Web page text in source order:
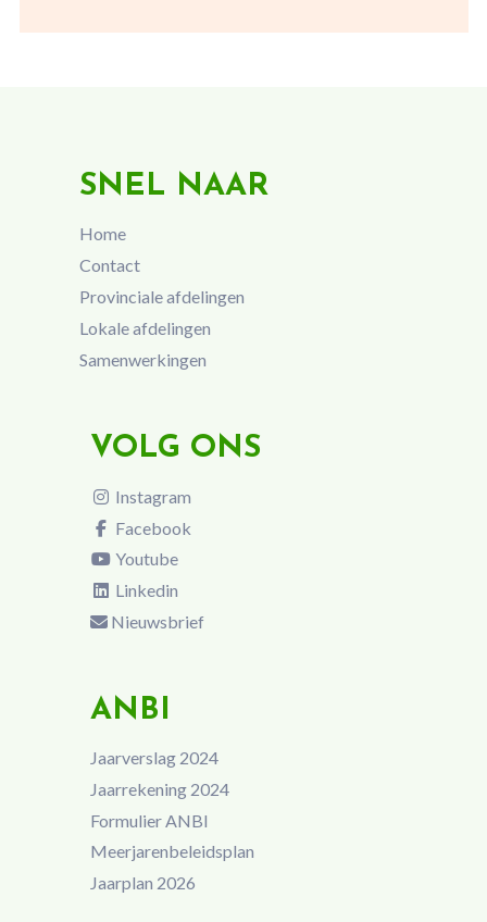
SNEL NAAR
Home
Contact
Provinciale afdelingen
Lokale afdelingen
Samenwerkingen
VOLG ONS
Instagram
Facebook
Youtube
Linkedin
Nieuwsbrief
ANBI
Jaarverslag 2024
Jaarrekening 2024
Formulier ANBI
Meerjarenbeleidsplan
Jaarplan 2026